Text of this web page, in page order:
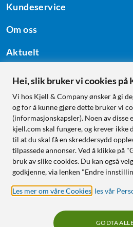
Kundeservice
Om oss
Aktuelt
Følg oss
Handle fra:
Sverige
Norge
Hei, slik bruker vi cookies på
Vi hos Kjell & Company ønsker å gi
og for å kunne gjøre dette bruker vi
(informasjonskapsler). Noen av disse
kjell.com skal fungere, og krever
til at du skal få en skreddersydd
tilpassede annonser. Ved å klikke på
bruk av slike cookies. Du kan også
godkjenne, via lenken "Endre
Les mer om våre Cookies les vår
GODTA